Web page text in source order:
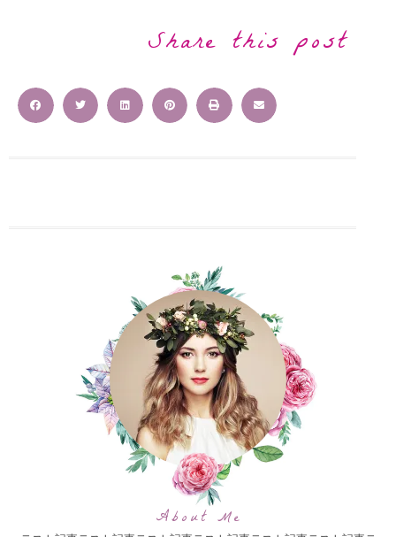
Share this post
About Me